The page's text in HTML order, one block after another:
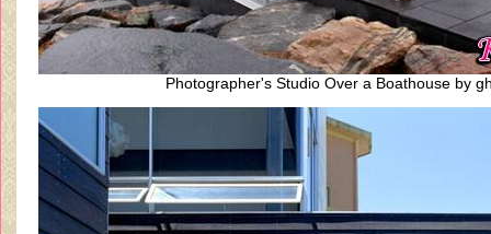
Photographer's Studio Over a Boathouse by